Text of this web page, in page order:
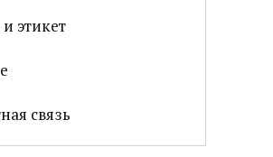
этикет
связь